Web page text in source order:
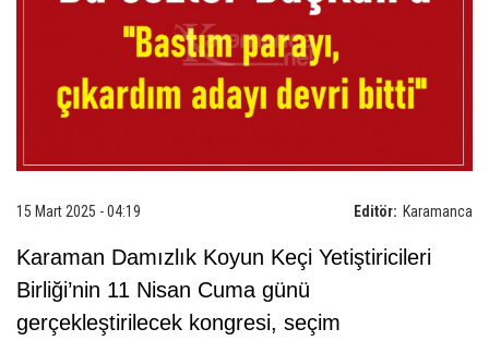
Editör: Karamanca
15 Mart 2025 - 04:19
Karaman Damızlık Koyun Keçi Yetiştiricileri
Birliği’nin 11 Nisan Cuma günü
gerçekleştirilecek kongresi, seçim